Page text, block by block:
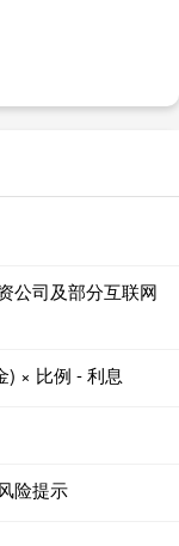
公司及部分互联网
) × 比例 - 利息
险提示